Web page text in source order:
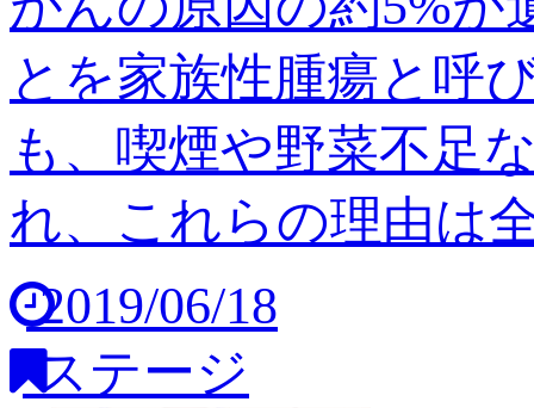
とを家族性腫瘍と呼
も、喫煙や野菜不足
れ、これらの理由は
2019/06/18
ステージ